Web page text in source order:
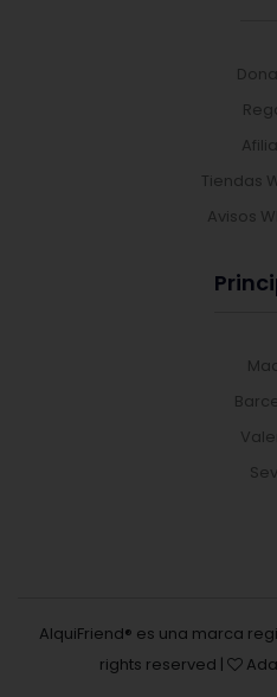
Tiendas
Avisos
AlquiFriend® es una marca
rights reserved |